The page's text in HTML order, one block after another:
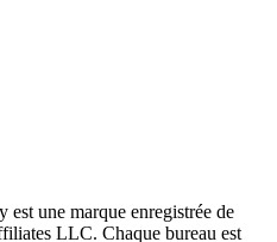
une marque enregistrée de
LLC. Chaque bureau est